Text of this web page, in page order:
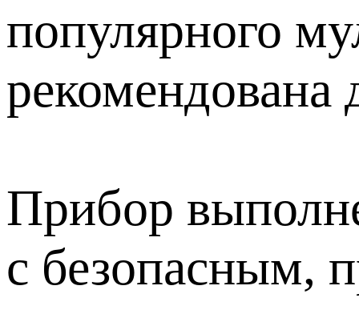
популярного
рекомендована
Прибор
с безопасным,